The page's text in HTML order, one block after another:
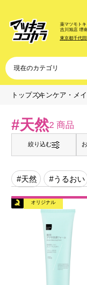
薬マツモト
吉川旭店 堺
東京都千代田
トップスキンケア・メ
#天然2 商品
絞り込む
#天然 #うるおい
オリジナル